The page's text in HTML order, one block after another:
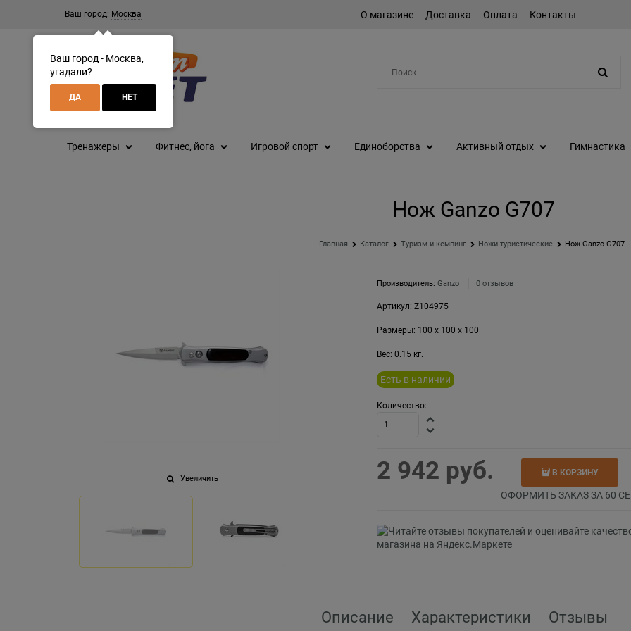
Ваш город: Москва О магазине Доставка Оплата Контакты
Тренажеры Фитнес, йога Игровой спорт Единоборства Активный отдых Гимнастика
Нож Ganzo G707
Главная Каталог Туризм и кемпинг Ножи туристические Нож Ganzo G707
Увеличить
Производитель: Ganzo 0 отзывов
Артикул: Z104975
Размеры: 100 x 100 x 100
Вес: 0.15кг.
Есть в наличии
Количество:
2 942 руб. В КОРЗИНУ
ОФОРМИТЬ ЗАКАЗ ЗА 60
Описание Характеристики Отзывы
Ваш город - Москва,
угадали?
ДА НЕТ